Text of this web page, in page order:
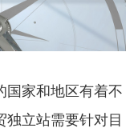
家和地区有着不
独立站需要针对目